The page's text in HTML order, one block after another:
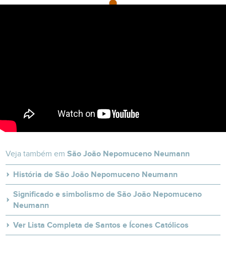
Veja também emSão João Nepomuceno Neumann
História de São João Nepomuceno Neumann
Significado e simbolismo de São João Nepomuceno
Neumann
Ver Lista Completa de Santos e Ícones Católicos